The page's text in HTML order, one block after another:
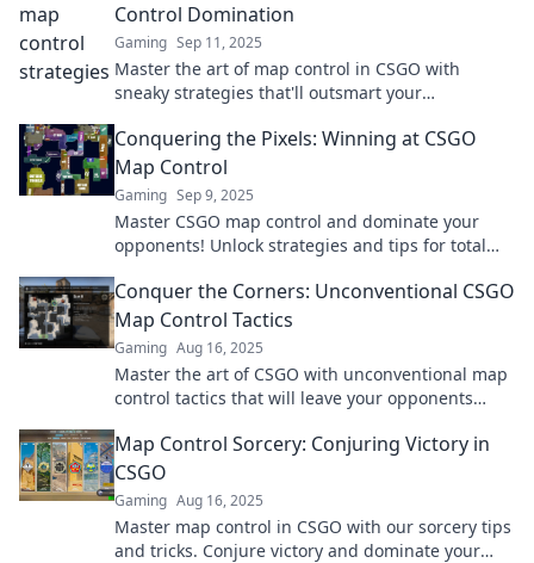
Control Domination
Gaming Sep 11, 2025
Master the art of map control in CSGO with
sneaky strategies that'll outsmart your
Conquering the Pixels: Winning at CSGO
Map Control
Gaming Sep 9, 2025
Master CSGO map control and dominate your
opponents! Unlock strategies and tips for total
Conquer the Corners: Unconventional CSGO
Map Control Tactics
Gaming Aug 16, 2025
Master the art of CSGO with unconventional map
control tactics that will leave your opponents
Map Control Sorcery: Conjuring Victory in
CSGO
Gaming Aug 16, 2025
Master map control in CSGO with our sorcery tips
and tricks. Conjure victory and dominate your